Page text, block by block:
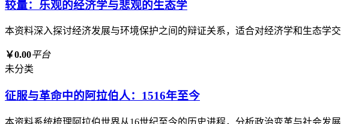
较量：乐观的经济学与悲观的生态学
本资料深入探讨经济发展与环境保护之间的辩证关系，适合对经济学和生态学
￥0.00平台
未分类
征服与革命中的阿拉伯人：1516年至今
本资料系统梳理阿拉伯世界从16世纪至今的历史进程，分析政治变革与社会